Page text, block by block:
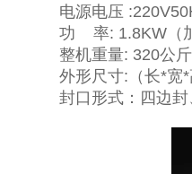
电源电压
功 率: 1.8KW（
整机重量: 320公
外形尺寸:（长*宽
封口形式：四边